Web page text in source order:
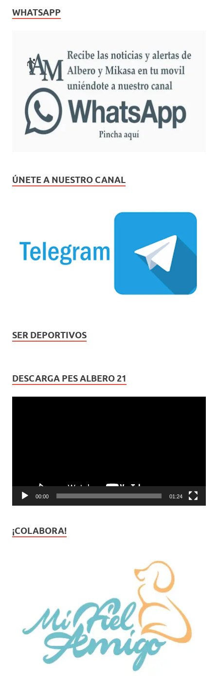
WHATSAPP
ÚNETE A NUESTRO CANAL
SER DEPORTIVOS
DESCARGA PES ALBERO 21
00:00 01:24
¡COLABORA!